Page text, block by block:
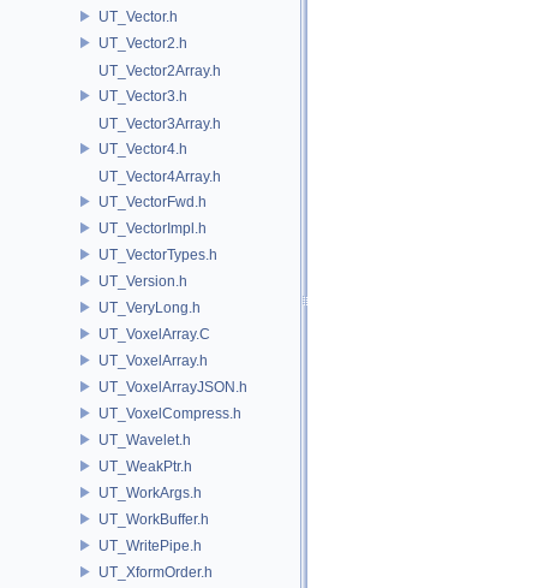
UT_Vector.h
UT_Vector2.h
UT_Vector2Array.h
UT_Vector3.h
UT_Vector3Array.h
UT_Vector4.h
UT_Vector4Array.h
UT_VectorFwd.h
UT_VectorImpl.h
UT_VectorTypes.h
UT_Version.h
UT_VeryLong.h
UT_VoxelArray.C
UT_VoxelArray.h
UT_VoxelArrayJSON.h
UT_VoxelCompress.h
UT_Wavelet.h
UT_WeakPtr.h
UT_WorkArgs.h
UT_WorkBuffer.h
UT_WritePipe.h
UT_XformOrder.h